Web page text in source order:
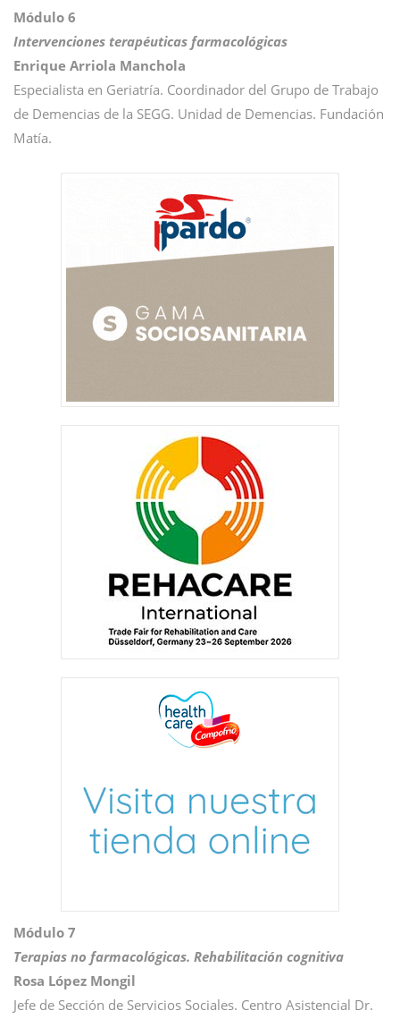
Módulo 6
Intervenciones terapéuticas farmacológicas
Enrique Arriola Manchola
Especialista en Geriatría. Coordinador del Grupo de Trabajo
de Demencias de la SEGG. Unidad de Demencias. Fundación
Matía.
Módulo 7
Terapias no farmacológicas. Rehabilitación cognitiva
Rosa López Mongil
Jefe de Sección de Servicios Sociales. Centro Asistencial Dr.